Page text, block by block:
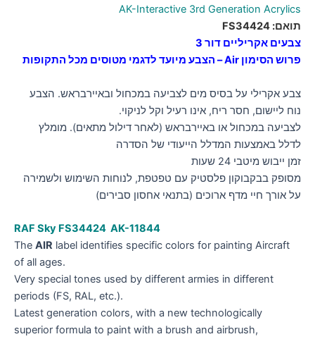
AK-Interactive 3rd Generation Acrylics
תואם: FS34424
צבעים אקריליים דור 3
פרוש הסימון Air – הצבע מיועד לדגמי מטוסים מכל התקופות
צבע אקרילי על בסיס מים לצביעה במכחול ובאיירבראש. הצבע
נוח ליישום, חסר ריח, אינו רעיל וקל לניקוי.
לצביעה במכחול או באיירבראש (לאחר דילול מתאים). מומלץ
לדלל באמצעות המדלל הייעודי של הסדרה
זמן ייבוש מיטבי 24 שעות
מסופק בבקבוקון פלסטיק עם טפטפת, לנוחות השימוש ולשמירה
על אורך חיי מדף ארוכים (בתנאי אחסון סבירים)
RAF Sky FS34424 AK-11844
The AIR label identifies specific colors for painting Aircraft
of all ages.
Very special tones used by different armies in different
periods (FS, RAL, etc.).
Latest generation colors, with a new technologically
superior formula to paint with a brush and airbrush,